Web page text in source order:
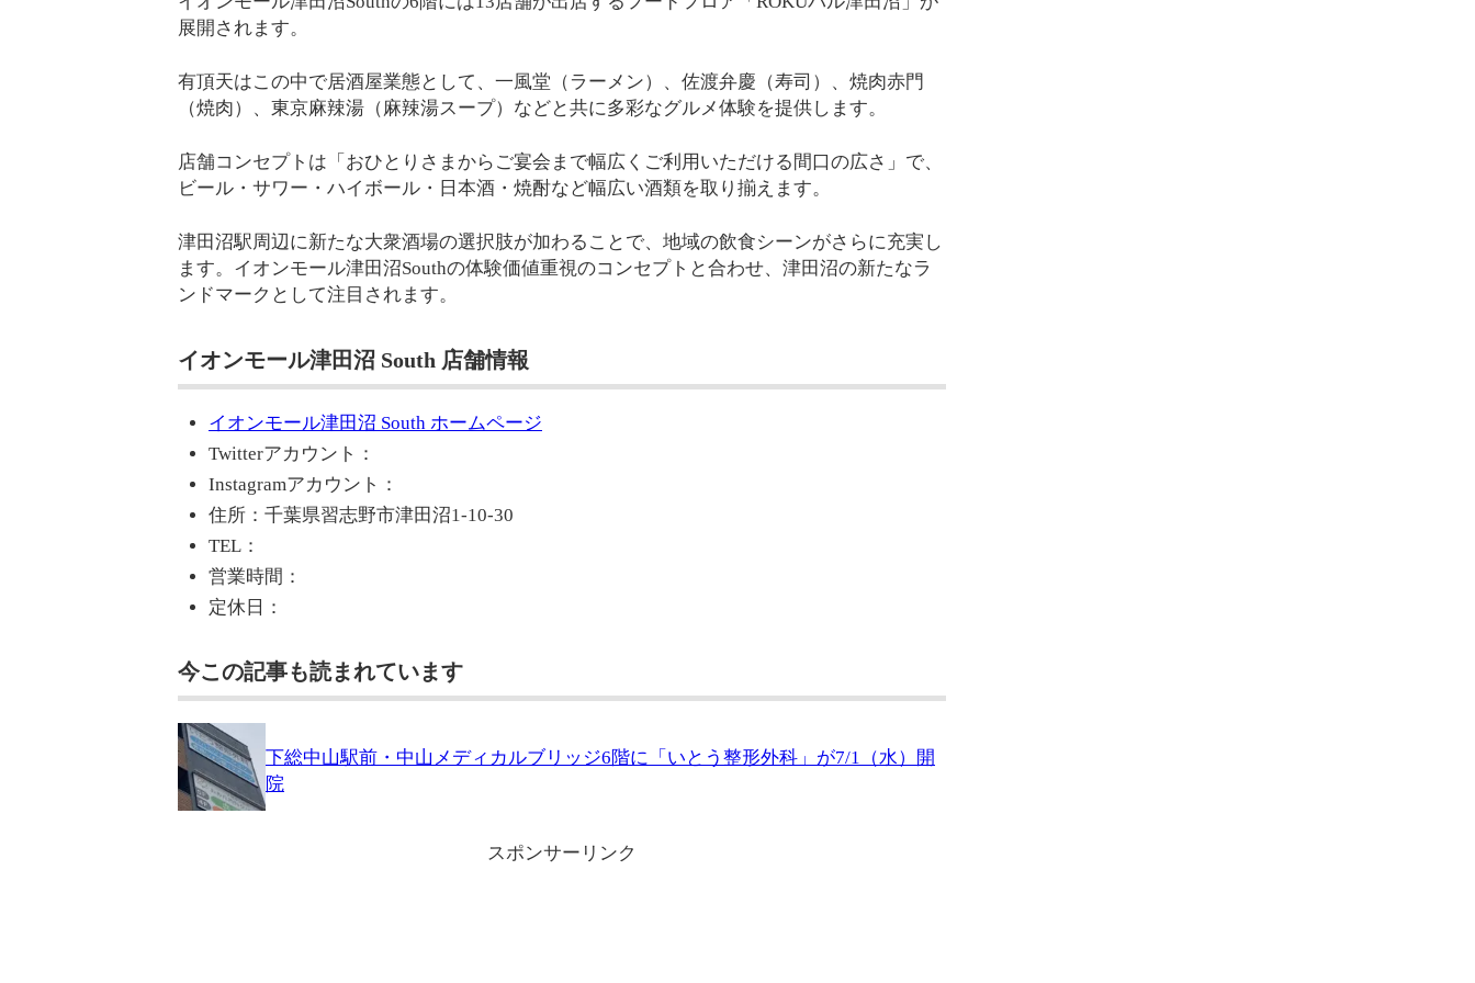
展開されます。
有頂天はこの中で居酒屋業態として、一風堂（ラーメン）、佐渡弁慶（寿司）、焼肉赤門
（焼肉）、東京麻辣湯（麻辣湯スープ）などと共に多彩なグルメ体験を提供します。
店舗コンセプトは「おひとりさまからご宴会まで幅広くご利用いただける間口の広さ」で、
ビール・サワー・ハイボール・日本酒・焼酎など幅広い酒類を取り揃えます。
津田沼駅周辺に新たな大衆酒場の選択肢が加わることで、地域の飲食シーンがさらに充実し
ます。イオンモール津田沼Southの体験価値重視のコンセプトと合わせ、津田沼の新たなラ
ンドマークとして注目されます。
イオンモール津⽥沼 South 店舗情報
イオンモール津⽥沼 South ホームページ
Twitterアカウント：
Instagramアカウント：
住所：千葉県習志野市津田沼1-10-30
TEL：
営業時間：
定休日：
今この記事も読まれています
下総中山駅前・中山メディカルブリッジ6階に「いとう整形外科」が7/1（水）開
院
スポンサーリンク